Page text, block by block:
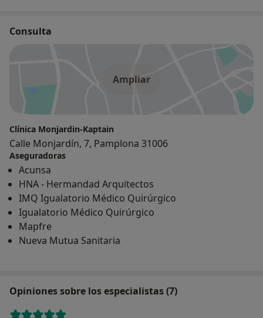
Consulta
Ampliar
Clínica Monjardin-Kaptain
Calle Monjardín, 7, Pamplona 31006
Aseguradoras
Acunsa
HNA - Hermandad Arquitectos
IMQ Igualatorio Médico Quirúrgico
Igualatorio Médico Quirúrgico
Mapfre
Nueva Mutua Sanitaria
Opiniones sobre los especialistas (7)